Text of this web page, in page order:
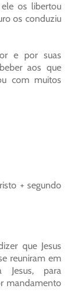
os libertou
os conduziu
e por suas
aos que
com muitos
+ segundo
que Jesus
reuniram em
para
mandamento